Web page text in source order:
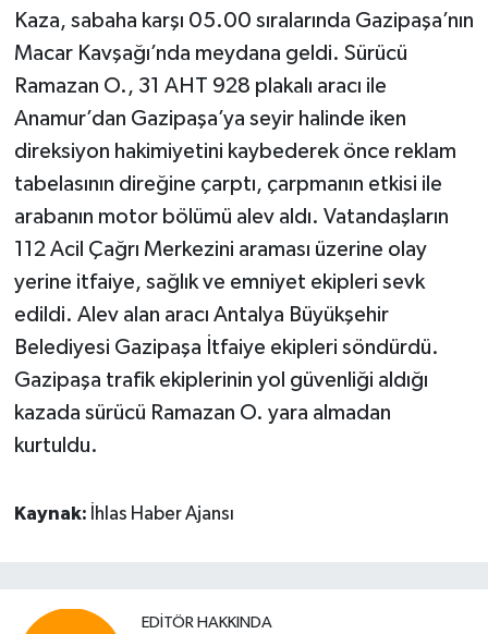
Kaza, sabaha karşı 05.00 sıralarında Gazipaşa’nın
Macar Kavşağı’nda meydana geldi. Sürücü
Ramazan O., 31 AHT 928 plakalı aracı ile
Anamur’dan Gazipaşa’ya seyir halinde iken
direksiyon hakimiyetini kaybederek önce reklam
tabelasının direğine çarptı, çarpmanın etkisi ile
arabanın motor bölümü alev aldı. Vatandaşların
112 Acil Çağrı Merkezini araması üzerine olay
yerine itfaiye, sağlık ve emniyet ekipleri sevk
edildi. Alev alan aracı Antalya Büyükşehir
Belediyesi Gazipaşa İtfaiye ekipleri söndürdü.
Gazipaşa trafik ekiplerinin yol güvenliği aldığı
kazada sürücü Ramazan O. yara almadan
kurtuldu.
Kaynak: İhlas Haber Ajansı
EDITÖR HAKKINDA